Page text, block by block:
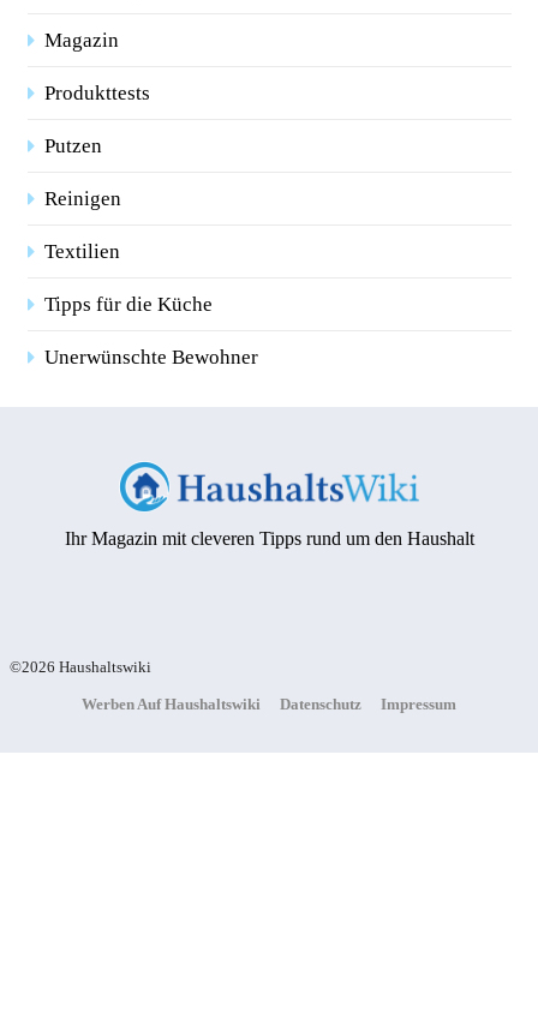
Magazin
Produkttests
Putzen
Reinigen
Textilien
Tipps für die Küche
Unerwünschte Bewohner
Ihr Magazin mit cleveren Tipps rund um den Haushalt
©2026 Haushaltswiki
Werben Auf Haushaltswiki Datenschutz Impressum